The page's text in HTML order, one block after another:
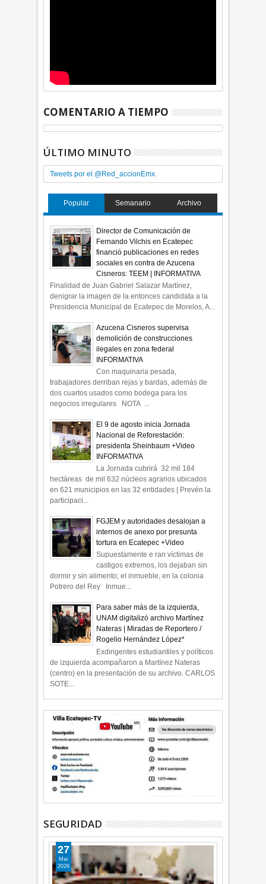
COMENTARIO A TIEMPO
ÚLTIMO MINUTO
Tweets por el @Red_accionEmx.
Popular Semanario Archivo
Director de Comunicación de
Fernando Vilchis en Ecatepec
financió publicaciones en redes
sociales en contra de Azucena
Cisneros: TEEM | INFORMATIVA
Finalidad de Juan Gabriel Salazar Martínez,
denigrar la imagen de la entonces candidata a la
Presidencia Municipal de Ecatepec de Morelos, A...
Azucena Cisneros supervisa
demolición de construcciones
ilegales en zona federal
INFORMATIVA
Con maquinaria pesada,
trabajadores derriban rejas y bardas, además de
dos cuartos usados como bodega para los
negocios irregulares NOTA ...
El 9 de agosto inicia Jornada
Nacional de Reforestación:
presidenta Sheinbaum +Video
INFORMATIVA
La Jornada cubrirá 32 mil 184
hectáreas de mil 632 núcleos agrarios ubicados
en 621 municipios en las 32 entidades | Prevén la
participaci...
FGJEM y autoridades desalojan a
internos de anexo por presunta
tortura en Ecatepec +Video
Supuestamente e ran víctimas de
castigos extremos, los dejaban sin
dormir y sin alimento; el inmueble, en la colonia
Potrero del Rey Inmue...
Para saber más de la izquierda,
UNAM digitalizó archivo Martínez
Nateras | Miradas de Reportero /
Rogelio Hernández López*
Exdirigentes estudiantiles y políticos
de izquierda acompañaron a Martínez Nateras
(centro) en la presentación de su archivo. CARLOS
SOTE...
SEGURIDAD
27
Mar
2026